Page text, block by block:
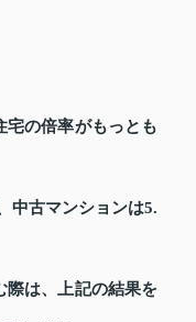
宅の倍率がもっとも
中古マンションは5.
際は、上記の結果を